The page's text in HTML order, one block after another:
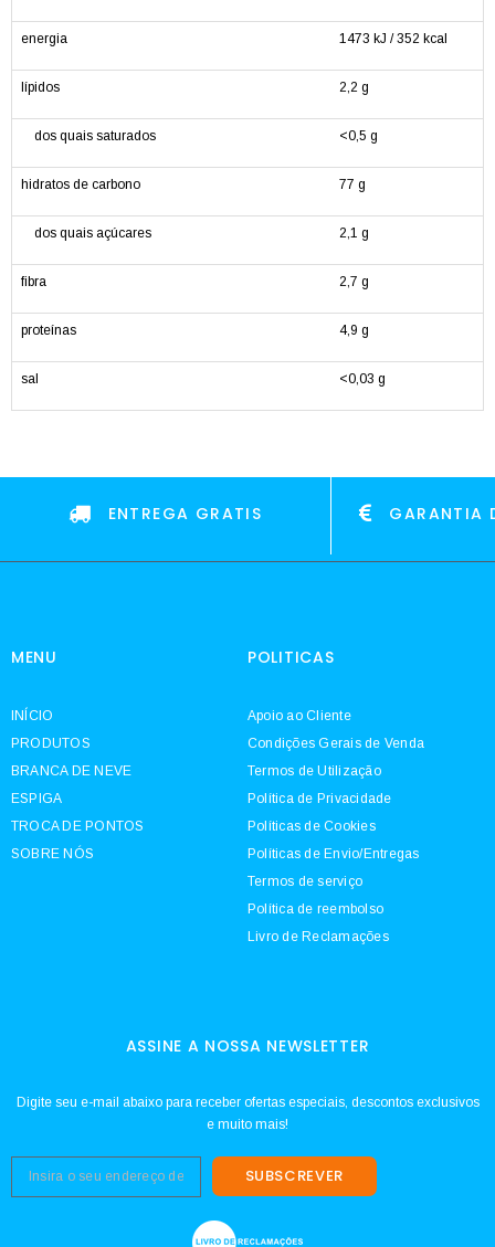
energia 1473 kJ / 352 kcal
lípidos 2,2 g
dos quais saturados <0,5 g
hidratos de carbono 77 g
dos quais açúcares 2,1 g
fibra 2,7 g
proteínas 4,9 g
sal <0,03 g
ENTREGA GRATIS GARANTIA
MENU
INÍCIO
PRODUTOS
BRANCA DE NEVE
ESPIGA
TROCA DE PONTOS
SOBRE NÓS
POLITICAS
Apoio ao Cliente
Condições Gerais de Venda
Termos de Utilização
Política de Privacidade
Políticas de Cookies
Políticas de Envio/Entregas
Termos de serviço
Política de reembolso
Livro de Reclamações
ASSINE A NOSSA NEWSLETTER
Digite seu e-mail abaixo para receber ofertas especiais, descontos exclusivos
e muito mais!
SUBSCREVER